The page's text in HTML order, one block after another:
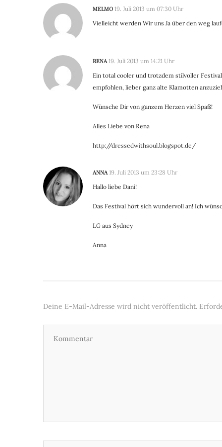
MELMO 19. Juli 2013 um 07:30 Uhr
Vielleicht werden Wir uns Ja über den weg
RENA 19. Juli 2013 um 14:21 Uhr
Ein total cooler und trotzdem stilvoller
empfohlen, lieber ganz alte Klamotten
Wünsche Dir von ganzem Herzen viel Spaß!
Alles Liebe von Rena
http://dressedwithsoul.blogspot.de/
ANNA 19. Juli 2013 um 23:28 Uhr
Hallo liebe Dani!
Das Festival hört sich wundervoll an! Ich
LG aus Sydney
Anna
Deine E-Mail-Adresse wird nicht veröffentlicht.